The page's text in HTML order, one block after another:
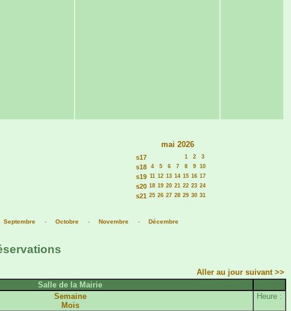
mai 2026
s17 1 2 3
s18 4 5 6 7 8 9 10
s19 11 12 13 14 15 16 17
s20 18 19 20 21 22 23 24
s21 25 26 27 28 29 30 31
Septembre - Octobre - Novembre - Décembre
Aller au jour suivant >>
Salle de la Mairie
Semaine
Mois
Heure :